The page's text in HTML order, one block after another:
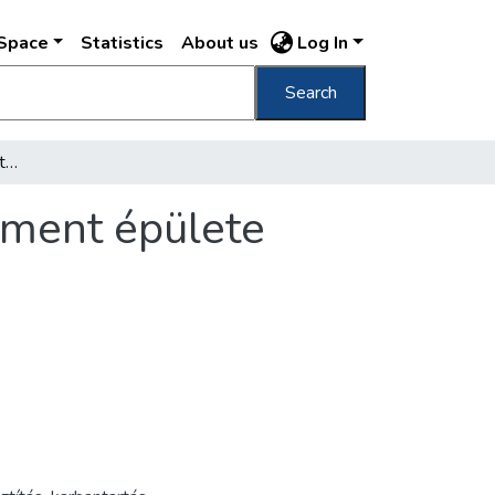
Statistics About us Log In
Search
[Utcai lámpa üvegét tisztító munkás a Parlament épülete mellett]
épülete